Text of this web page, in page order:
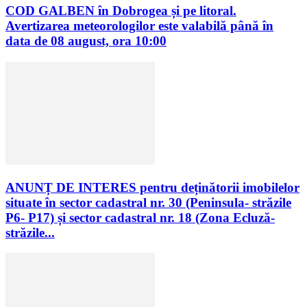
COD GALBEN în Dobrogea și pe litoral.
Avertizarea meteorologilor este valabilă până în
data de 08 august, ora 10:00
ANUNȚ DE INTERES pentru deținătorii imobilelor
situate în sector cadastral nr. 30 (Peninsula- străzile
P6- P17) și sector cadastral nr. 18 (Zona Ecluză-
străzile...